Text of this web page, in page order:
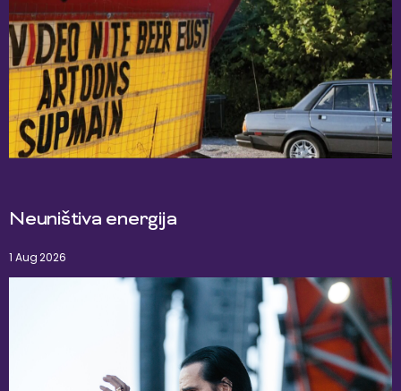
Neuništiva energija
1 Aug 2026